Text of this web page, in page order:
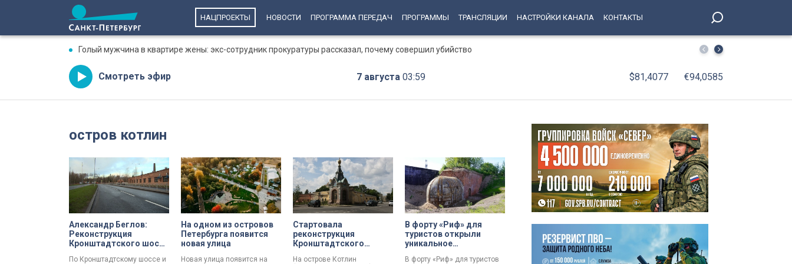
НАЦПРОЕКТЫ НОВОСТИ ПРОГРАММА ПЕРЕДАЧ ПРОГРАММЫ ТРАНСЛЯЦИИ НАСТРОЙКИ КАНАЛА КОНТАКТЫ
Голый мужчина в квартире жены: экс-сотрудник прокуратуры рассказал, почему совершил убийство В Петербург вернулись юные победители
Смотреть эфир 7 августа 03:59 $81,4077 €94,0585
остров котлин
Александр Беглов:
Реконструкция
Кронштадтского шоссе
По Кронштадтскому шоссе и
На одном из островов
Петербурга появится
новая улица
Новая улица появится на
Стартовала
реконструкция
Кронштадтского
На острове Котлин
В форту «Риф» для
туристов открыли
уникальное
В форту «Риф» для туристов